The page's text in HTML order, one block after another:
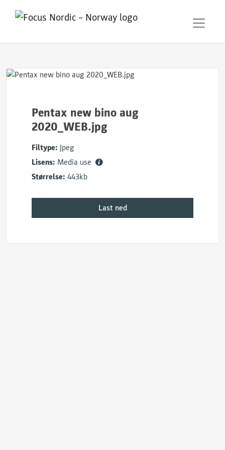
Pentax new bino aug
2020_WEB.jpg
Filtype: Jpeg
Lisens: Media use
Størrelse: 443kb
Last ned